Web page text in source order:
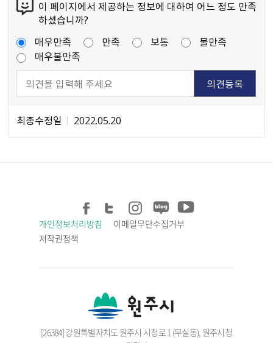
이 페이지에서 제공하는 정보에 대하여 어느 정도 만족
하셨습니까?
매우만족
만족 보통
불만족
매우불만족
최종수정일 2022.05.20
개인정보처리방침
이메일무단수집거부
저작권정책
[26384] 강원특별자치도 원주시 시청로 1 (무실동), 원주시청